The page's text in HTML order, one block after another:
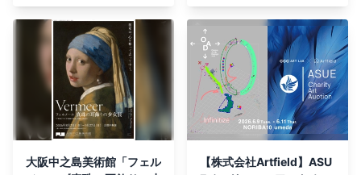
大阪中之島美術館「フェル
【株式会社Artfield】ASU